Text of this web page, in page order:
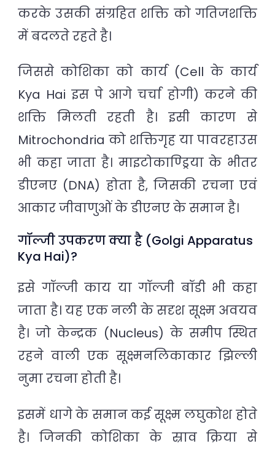
करके उसकी संग्रहित शक्ति को गतिजशक्ति
में बदलते रहते है।
जिससे कोशिका को कार्य (Cell के कार्य
Kya Hai इस पे आगे चर्चा होगी) करने की
शक्ति मिलती रहती है। इसी कारण से
Mitrochondria को शक्तिगृह या पावरहाउस
भी कहा जाता है। माइटोकाण्ड्रिया के भीतर
डीएनए (DNA) होता है, जिसकी रचना एवं
आकार जीवाणुओं के डीएनए के समान है।
गॉल्जी उपकरण क्या है (Golgi Apparatus
Kya Hai)?
इसे गॉल्जी काय या गॉल्जी बॉडी भी कहा
जाता है। यह एक नली के सदृश सूक्ष्म अवयव
है। जो केन्द्रक (Nucleus) के समीप स्थित
रहने वाली एक सूक्ष्मनलिकाकार झिल्ली
नुमा रचना होती है।
इसमें धागे के समान कई सूक्ष्म लघुकोश होते
है। जिनकी कोशिका के स्राव क्रिया से